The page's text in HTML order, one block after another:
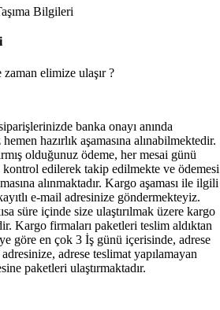
Kıyafetleri
Kozmetik & Kişisel Bakım
Bilgileri
elimize ulaşır ?
banka onayı anında
hazırlık aşamasına alınabilmektedir.
olduğunuz ödeme, her mesai günü
kontrol edilerek takip edilmekte ve ödemesi
alınmaktadır. Kargo aşaması ile ilgili
e-mail adresinize göndermekteyiz.
süre içinde size ulaştırılmak üzere kargo
Kargo firmaları paketleri teslim aldıktan
göre en çok 3 İş günü içerisinde, adrese
adrese teslimat yapılamayan
paketleri ulaştırmaktadır.